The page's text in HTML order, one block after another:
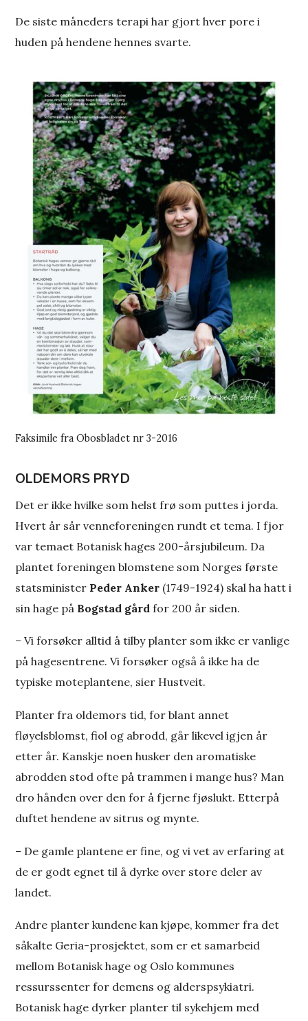
De siste måneders terapi har gjort hver pore i
huden på hendene hennes svarte.
Faksimile fra Obosbladet nr 3-2016
OLDEMORS PRYD
Det er ikke hvilke som helst frø som puttes i jorda.
Hvert år sår venneforeningen rundt et tema. I fjor
var temaet Botanisk hages 200-årsjubileum. Da
plantet foreningen blomstene som Norges første
statsminister Peder Anker (1749-1924) skal ha hatt i
sin hage på Bogstad gård for 200 år siden.
– Vi forsøker alltid å tilby planter som ikke er vanlige
på hagesentrene. Vi forsøker også å ikke ha de
typiske moteplantene, sier Hustveit.
Planter fra oldemors tid, for blant annet
fløyelsblomst, fiol og abrodd, går likevel igjen år
etter år. Kanskje noen husker den aromatiske
abrodden stod ofte på trammen i mange hus? Man
dro hånden over den for å fjerne fjøslukt. Etterpå
duftet hendene av sitrus og mynte.
– De gamle plantene er fine, og vi vet av erfaring at
de er godt egnet til å dyrke over store deler av
landet.
Andre planter kundene kan kjøpe, kommer fra det
såkalte Geria-prosjektet, som er et samarbeid
mellom Botanisk hage og Oslo kommunes
ressurssenter for demens og alderspsykiatri.
Botanisk hage dyrker planter til sykehjem med